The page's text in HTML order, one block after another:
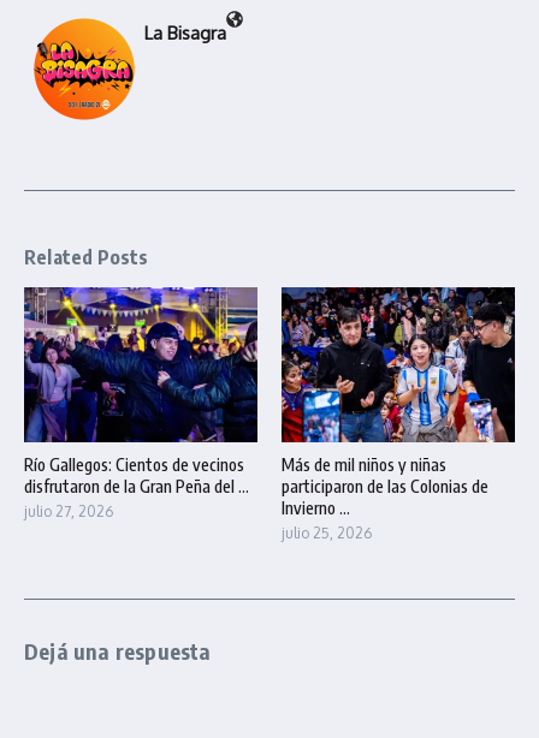
La Bisagra
Related Posts
Río Gallegos: Cientos de vecinos
disfrutaron de la Gran Peña del ...
julio 27, 2026
Más de mil niños y niñas
participaron de las Colonias de
Invierno ...
julio 25, 2026
Dejá una respuesta